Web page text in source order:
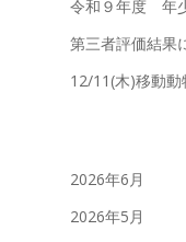
令和９年度 年
第三者評価結果
12/11(木)移動
2026年6月
2026年5月